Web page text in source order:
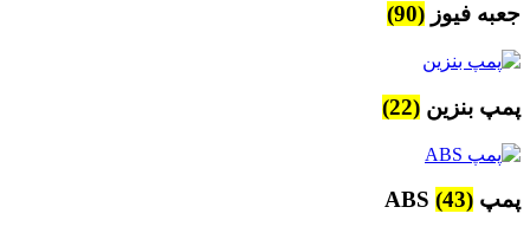
جعبه فیوز (90)
پمپ بنزین (22)
پمپ ABS (43)